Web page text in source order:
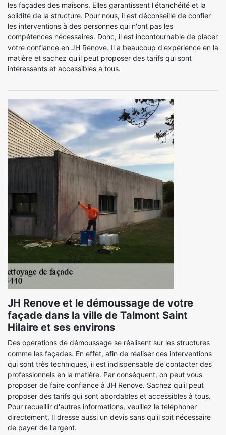
les façades des maisons. Elles garantissent l'étanchéité et la
solidité de la structure. Pour nous, il est déconseillé de confier
les interventions à des personnes qui n'ont pas les
compétences nécessaires. Donc, il est incontournable de placer
votre confiance en JH Renove. Il a beaucoup d'expérience en la
matière et sachez qu'il peut proposer des tarifs qui sont
intéressants et accessibles à tous.
JH Renove et le démoussage de votre
façade dans la ville de Talmont Saint
Hilaire et ses environs
Des opérations de démoussage se réalisent sur les structures
comme les façades. En effet, afin de réaliser ces interventions
qui sont très techniques, il est indispensable de contacter des
professionnels en la matière. Par conséquent, on peut vous
proposer de faire confiance à JH Renove. Sachez qu'il peut
proposer des tarifs qui sont abordables et accessibles à tous.
Pour recueillir d'autres informations, veuillez le téléphoner
directement. Il dresse aussi un devis sans qu'il soit nécessaire
de payer de l'argent.